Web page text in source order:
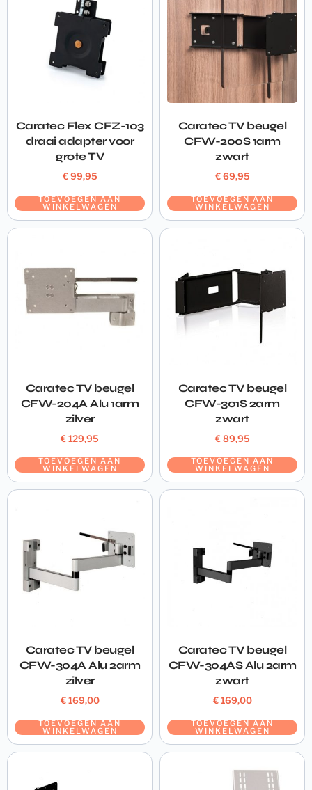
Caratec Flex CFZ-103
draai adapter voor
grote TV
€99,95
TOEVOEGEN AAN
WINKELWAGEN
Caratec TV beugel
CFW-200S 1arm
zwart
€69,95
TOEVOEGEN AAN
WINKELWAGEN
Caratec TV beugel
CFW-204A Alu 1arm
zilver
€129,95
TOEVOEGEN AAN
WINKELWAGEN
Caratec TV beugel
CFW-301S 2arm
zwart
€89,95
TOEVOEGEN AAN
WINKELWAGEN
Caratec TV beugel
CFW-304A Alu 2arm
zilver
€169,00
TOEVOEGEN AAN
WINKELWAGEN
Caratec TV beugel
CFW-304AS Alu 2arm
zwart
€169,00
TOEVOEGEN AAN
WINKELWAGEN